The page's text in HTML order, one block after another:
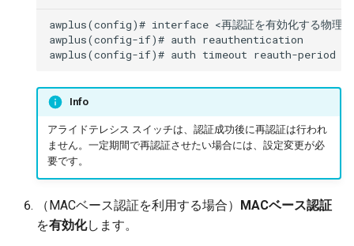
awplus(config)# interface <再認証を有効化する物理ポ
awplus(config-if)# auth reauthentication
Info
アライドテレシス スイッチは、認証成功後に再認証は行われ
ません。一定期間で再認証させたい場合には、設定変更が必
要です。
（MACベース認証を利用する場合）
MACベース認証
を有効化します。